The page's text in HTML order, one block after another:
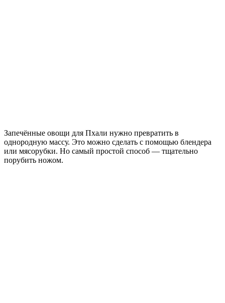
Запечённые овощи для Пхали нужно превратить в
однородную массу. Это можно сделать с помощью блендера
или мясорубки. Но самый простой способ — тщательно
порубить ножом.